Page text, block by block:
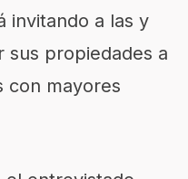
invitando a las y
sus propiedades a
con mayores